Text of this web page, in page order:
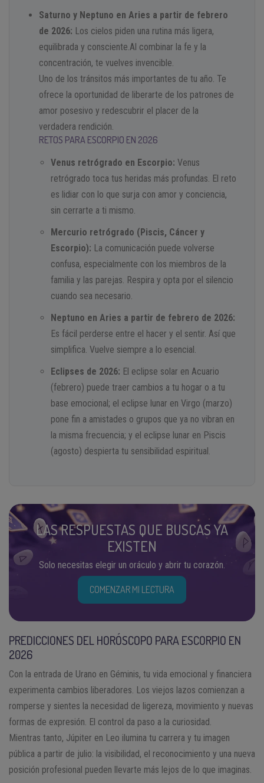
Saturno y Neptuno en Aries a partir de febrero
de 2026: Los cielos piden una rutina más ligera,
equilibrada y consciente.Al combinar la fe y la
concentración, te vuelves invencible.
Uno de los tránsitos más importantes de tu año. Te
ofrece la oportunidad de liberarte de los patrones de
amor posesivo y redescubrir el placer de la
verdadera rendición.
RETOS PARA ESCORPIO EN 2026
Venus retrógrado en Escorpio: Venus
retrógrado toca tus heridas más profundas. El reto
es lidiar con lo que surja con amor y conciencia,
sin cerrarte a ti mismo.
Mercurio retrógrado (Piscis, Cáncer y
Escorpio): La comunicación puede volverse
confusa, especialmente con los miembros de la
familia y las parejas. Respira y opta por el silencio
cuando sea necesario.
Neptuno en Aries a partir de febrero de 2026:
Es fácil perderse entre el hacer y el sentir. Así que
simplifica. Vuelve siempre a lo esencial.
Eclipses de 2026: El eclipse solar en Acuario
(febrero) puede traer cambios a tu hogar o a tu
base emocional; el eclipse lunar en Virgo (marzo)
pone fin a amistades o grupos que ya no vibran en
la misma frecuencia; y el eclipse lunar en Piscis
(agosto) despierta tu sensibilidad espiritual.
LAS RESPUESTAS QUE BUSCAS YA
EXISTEN
Solo necesitas elegir un oráculo y abrir tu corazón.
COMENZAR MI LECTURA
PREDICCIONES DEL HORÓSCOPO PARA ESCORPIO EN
2026
Con la entrada de Urano en Géminis, tu vida emocional y financiera
experimenta cambios liberadores. Los viejos lazos comienzan a
romperse y sientes la necesidad de ligereza, movimiento y nuevas
formas de expresión. El control da paso a la curiosidad.
Mientras tanto, Júpiter en Leo ilumina tu carrera y tu imagen
pública a partir de julio: la visibilidad, el reconocimiento y una nueva
posición profesional pueden llevarte más lejos de lo que imaginas.